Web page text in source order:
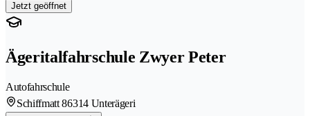
Jetzt geöffnet
Ägeritalfahrschule Zwyer Peter
Autofahrschule
Schiffmatt 86314 Unterägeri